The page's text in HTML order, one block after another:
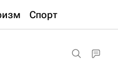
Спорт